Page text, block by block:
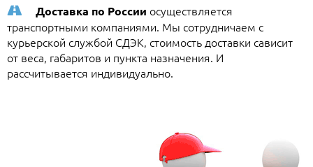
Доставка по России осуществляется
транспортными компаниями. Мы сотрудничаем с
курьерской службой СДЭК, стоимость доставки сависит
от веса, габаритов и пункта назначения. И
рассчитывается индивидуально.